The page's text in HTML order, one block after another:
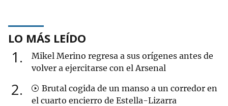
LO MÁS LEÍDO
1
Mikel Merino regresa a sus orígenes antes de
volver a ejercitarse con el Arsenal
2
Brutal cogida de un manso a un corredor en
el cuarto encierro de Estella-Lizarra